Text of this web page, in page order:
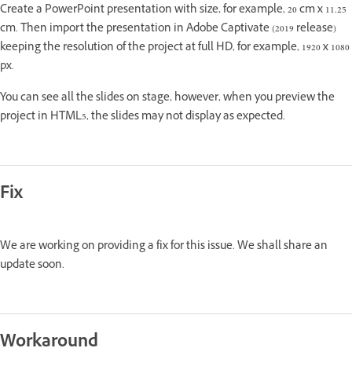
Create a PowerPoint presentation with size, for example, 20 cm x 11.25
cm. Then import the presentation in Adobe Captivate (2019 release)
keeping the resolution of the project at full HD, for example, 1920 x 1080
px.
You can see all the slides on stage, however, when you preview the
project in HTML5, the slides may not display as expected.
Fix
We are working on providing a fix for this issue. We shall share an
update soon.
Workaround